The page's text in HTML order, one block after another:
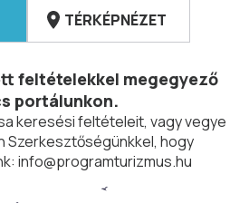
TÉRKÉPNÉZET
feltételekkel megegyező
portálunkon.
keresési feltételeit, vagy vegye
Szerkesztőségünkkel, hogy
info@programturizmus.hu